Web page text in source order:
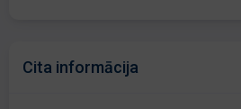
Cita informācija